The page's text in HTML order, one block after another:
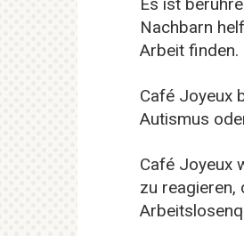
Nachbarn
Arbeit finden.
Café Joyeux
Autismus
Café Joyeux
zu reagieren,